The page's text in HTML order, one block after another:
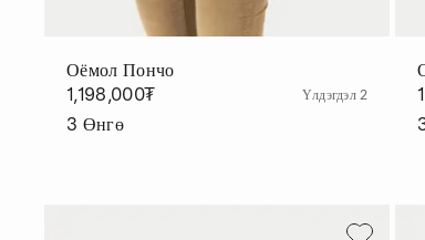
Оёмол Пончо
1,198,000₮
Үлдэгдэл 2
3 Өнгө